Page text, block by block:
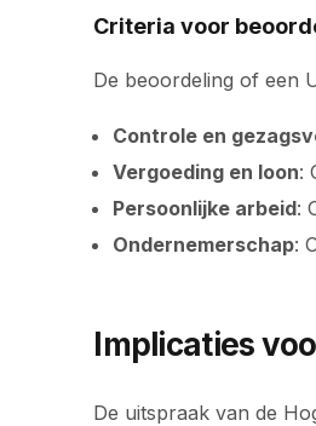
Criteria voor
De beoordeling of een
Controle en
Vergoeding en loon:
Persoonlijke arbeid:
Ondernemerschap:
Implicaties
De uitspraak van de